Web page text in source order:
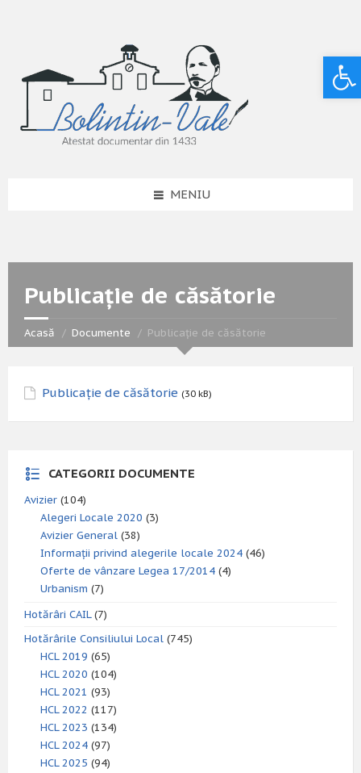
MENIU
Publicație de căsătorie
Acasă Documente Publicație de căsătorie
Publicație de căsătorie (30 kB)
CATEGORII DOCUMENTE
Avizier (104)
Alegeri Locale 2020 (3)
Avizier General (38)
Informații privind alegerile locale 2024 (46)
Oferte de vânzare Legea 17/2014 (4)
Urbanism (7)
Hotărâri CAIL(7)
Hotărârile Consiliului Local (745)
HCL 2019 (65)
HCL 2020 (104)
HCL 2021 (93)
HCL 2022 (117)
HCL 2023 (134)
HCL 2024 (97)
HCL 2025 (94)
Deschide bara de unelte